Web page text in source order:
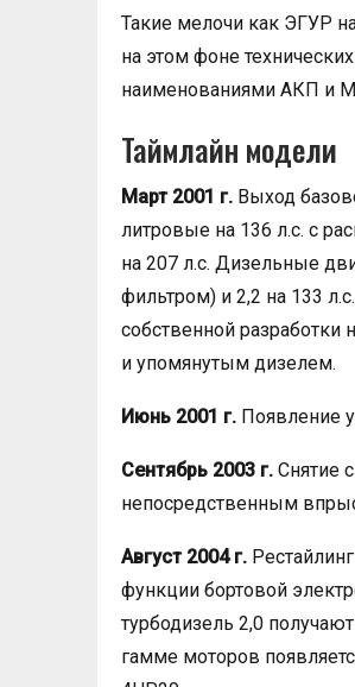
Такие мелочи как ЭГУР
на этом фоне
наименованиями АКП и
Таймлайн модели
Март 2001 г. Выход
литровые на 136 л.с. с
на 207 л.с. Дизельные
фильтром) и 2,2 на 133
собственной разработки
и упомянутым дизелем.
Июнь 2001 г. Появление
Сентябрь 2003 г. Снятие
непосредственным
Август 2004 г.
функции бортовой
турбодизель 2,0
гамме моторов